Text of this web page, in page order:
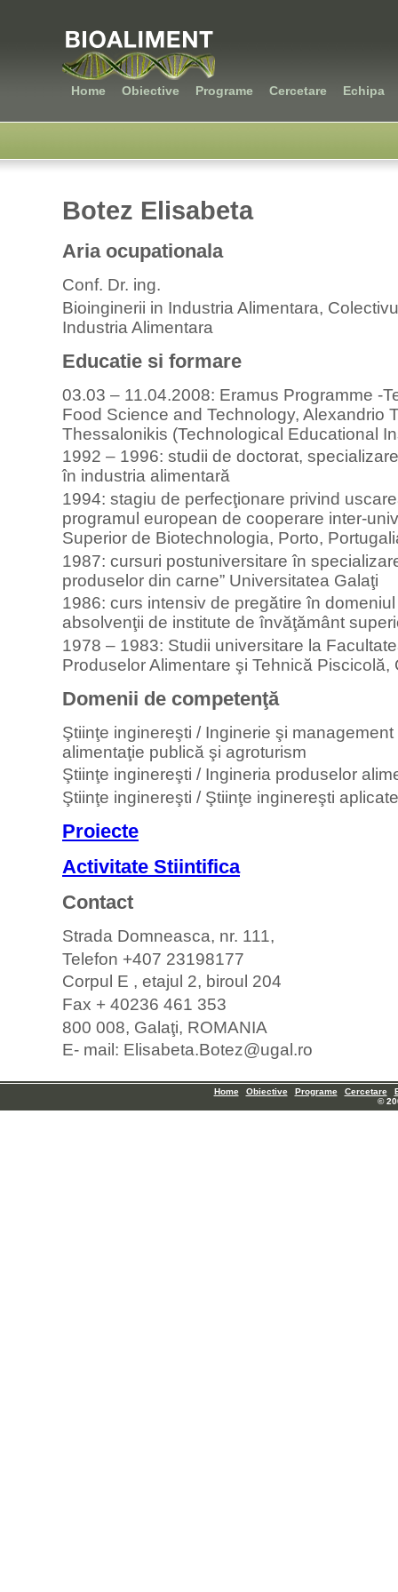
Home Obiective Programe Cercetare Echipa
Botez Elisabeta
Aria ocupationala
Conf. Dr. ing.
Bioinginerii in Industria Alimentara,
Industria Alimentara
Educatie si formare
03.03 – 11.04.2008: Eramus Programme -
Food Science and Technology, Alexandrio
Thessalonikis (Technological Educational
1992 – 1996: studii de doctorat,
în industria alimentară
1994: stagiu de perfecţionare privind
programul european de cooperare inter-
Superior de Biotechnologia, Porto,
1987: cursuri postuniversitare în
produselor din carne” Universitatea Galaţi
1986: curs intensiv de pregătire în
absolvenţii de institute de învăţământ
1978 – 1983: Studii universitare la
Produselor Alimentare şi Tehnică Piscicolă,
Domenii de competenţă
Ştiinţe inginereşti / Inginerie şi
alimentaţie publică şi agroturism
Ştiinţe inginereşti / Ingineria produselor
Ştiinţe inginereşti / Ştiinţe inginereşti
Proiecte
Activitate Stiintifica
Contact
Strada Domneasca, nr. 111,
Telefon +407 23198177
Corpul E , etajul 2, biroul 204
Fax + 40236 461 353
800 008, Galaţi, ROMANIA
E- mail: Elisabeta.Botez@ugal.ro
Home Obiective Programe Cercetare
©